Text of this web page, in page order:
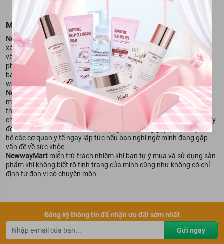
MIỄN TRỪ TRÁCH NGHIỆM
NewwayMartluôn cố gắng đảm bảo rằng mọi thông tin đều chính
xác khi đưa lên website, nhưng đôi khi đối tác của chúng tôi - Đơn vị
vận hành gian hàng chưa kịp cập nhật thông tin mới nhất của sản
phẩm vì lý do nhà sản xuất có thể thay đổi thành phần sản phẩm,
bao bì thiết kế cũng có thể khác biệt với những gì được mô tả trên
website. Chúng tôi khuyến cáo bạn nên hỏi lại đối tác của
NewwayMart
- Đơn vị vận hành gian hàng, trước khi quyết định đặt
mua sản phẩm. Nội dung trên trang website này chỉ được dùng để
tham khảo, không thể thay thế chỉ dẫn của dược sỹ, bác sỹ và các
chuyên gia chăm sóc sắc đẹp. Bạn không nên sử dụng thông tin này
để tự chẩn đoán và điều trị tình trạng mình đang gặp phải. Hãy liên
hệ các cơ quan y tế ngay lập tức nếu bạn nghi ngờ mình đang gặp
vấn đề về sức khỏe.
NewwayMart miễn trừ trách nhiệm khi bạn tự ý mua và sử dụng sản
phẩm khi không biết rõ tình trạng của mình cũng như không có chỉ
định từ đơn vị có chuyên môn.
Đăng ký thông tin để nhận ưu đãi sớm nhất
Gửi ngay